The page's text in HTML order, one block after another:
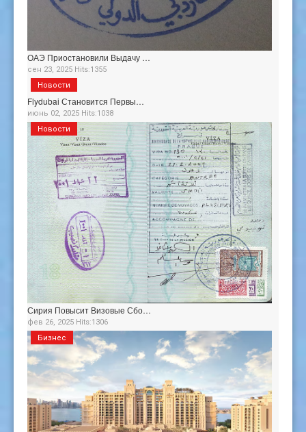
ОАЭ Приостановили Выдачу …
сен 23, 2025 Hits:1355
Flydubai Становится Первы…
июнь 02, 2025 Hits:1038
Новости
Сирия Повысит Визовые Сбо…
фев 26, 2025 Hits:1306
Новости
Бизнес